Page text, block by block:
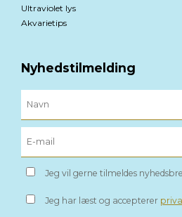
Ultraviolet lys
Akvarietips
Nyhedstilmelding
Jeg vil gerne tilmeldes
Jeg har læst og accepterer